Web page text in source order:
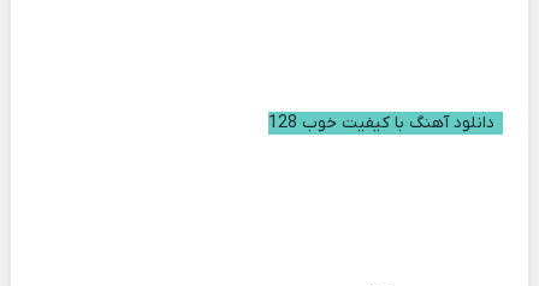
دانلود آهنگ با کیفیت خوب 128